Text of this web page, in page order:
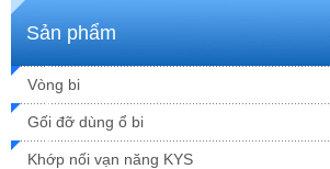
Thông số kỹ thuật
Xem chi tiết
Sản phẩm
Vòng bi
Gối đỡ dùng ổ bi
Khớp nối vạn năng KYS